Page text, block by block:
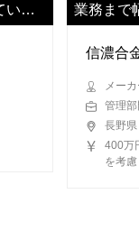
いた
業務まで
信濃合
メー
管理部
長野県
400万
を考慮